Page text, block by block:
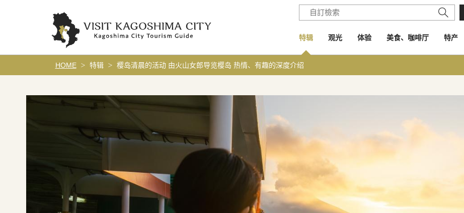
特辑 观光 体验 美食、咖啡厅 特产
HOME 特辑 樱岛清晨的活动 由火山女郎导览樱岛 热情、有趣的深度介绍